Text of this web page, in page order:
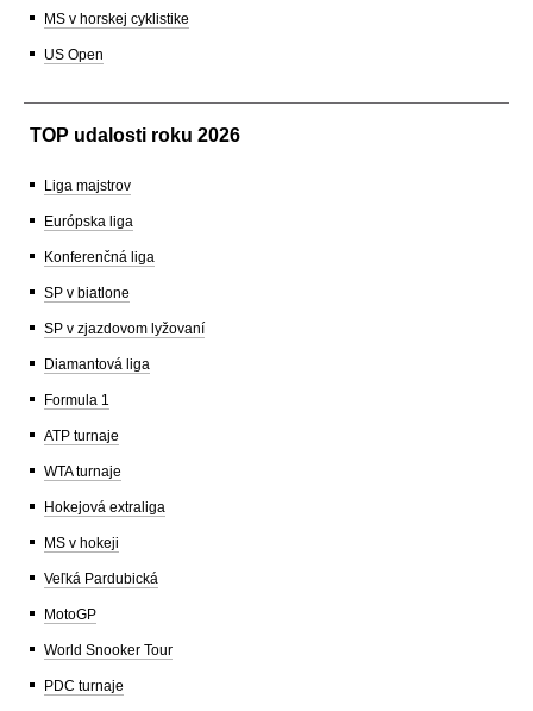
MS v horskej cyklistike
US Open
TOP udalosti roku 2026
Liga majstrov
Európska liga
Konferenčná liga
SP v biatlone
SP v zjazdovom lyžovaní
Diamantová liga
Formula 1
ATP turnaje
WTA turnaje
Hokejová extraliga
MS v hokeji
Veľká Pardubická
MotoGP
World Snooker Tour
PDC turnaje